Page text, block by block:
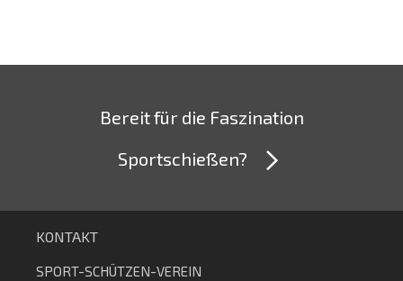
Bereit für die Faszination
Sportschießen?
KONTAKT
SPORT-SCHÜTZEN-VEREIN